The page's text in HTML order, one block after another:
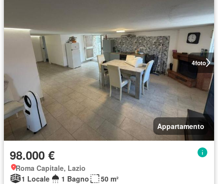
4foto
Appartamento
98.000 €
Roma Capitale, Lazio
1 Locale
1 Bagno 50 m²